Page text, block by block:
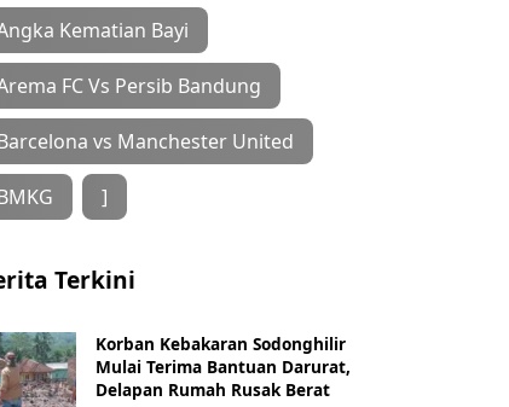
Kematian Bayi
FC Vs Persib Bandung
vs Manchester United
]
Terkini
Korban Kebakaran Sodonghilir
Mulai Terima Bantuan Darurat,
Delapan Rumah Rusak Berat